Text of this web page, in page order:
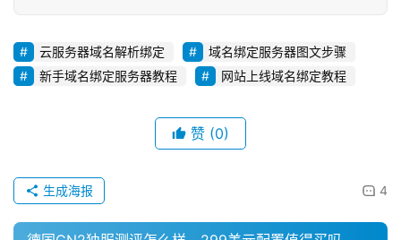
云服务器域名解析绑定
域名绑定服务器图文步骤
新手域名绑定服务器教程
网站上线域名绑定教程
赞 (0)
4
生成海报